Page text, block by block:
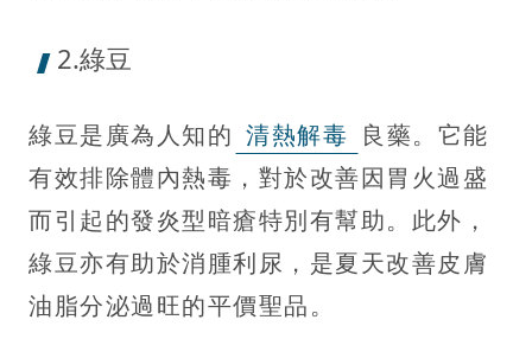
2.綠豆
綠豆是廣為人知的 清熱解毒 良藥。它能
有效排除體內熱毒，對於改善因胃火過盛
而引起的發炎型暗瘡特別有幫助。此外，
綠豆亦有助於消腫利尿，是夏天改善皮膚
油脂分泌過旺的平價聖品。